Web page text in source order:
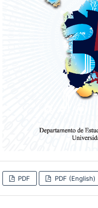
PDF PDF (English)